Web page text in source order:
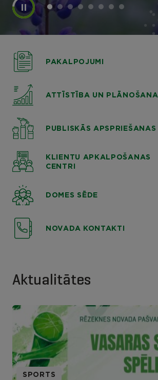
PAKALPOJUMI
ATTĪSTĪBA UN PLĀNOŠANA
PUBLISKĀS APSPRIEŠANAS
KLIENTU APKALPOŠANAS
CENTRI
DOMES SĒDE
NOVADA KONTAKTI
Aktualitātes
SPORTS